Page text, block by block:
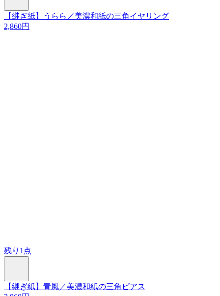
【継ぎ紙】うらら／美濃和紙の三角イヤリング
2,860円
残り1点
【継ぎ紙】青風／美濃和紙の三角ピアス